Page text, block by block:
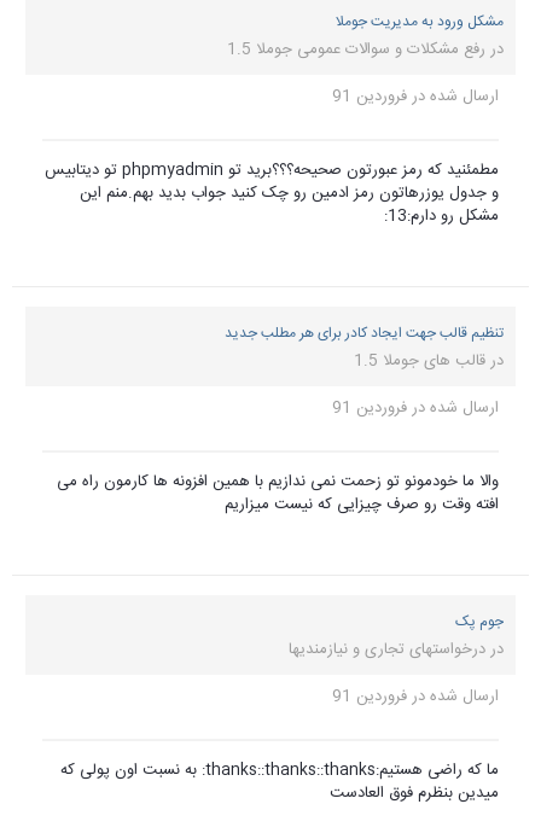
مشکل ورود به مدیریت جوملا
در رفع مشکلات و سوالات عمومی جوملا 1.5
ارسال شده درفروردین 91
مطمئنید که رمز عبورتون صحیحه؟؟؟برید تو phpmyadmin تو دیتابیس
و جدول یوزرهاتون رمز ادمین رو چک کنید جواب بدید بهم.منم این
مشکل رو دارم:13:
تنظیم قالب جهت ایجاد کادر برای هر مطلب جدید
درقالب های جوملا 1.5
ارسال شده درفروردین 91
والا ما خودمونو تو زحمت نمی ندازیم با همین افزونه ها کارمون راه می
افته وقت رو صرف چیزایی که نیست میزاریم
جوم پک
دردرخواستهای تجاری و نیازمندیها
ارسال شده درفروردین 91
ما که راضی هستیم:thanks::thanks::thanks: به نسبت اون پولی که
میدین بنظرم فوق العادست